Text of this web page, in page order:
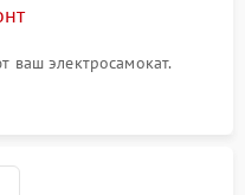
ваш электросамокат.